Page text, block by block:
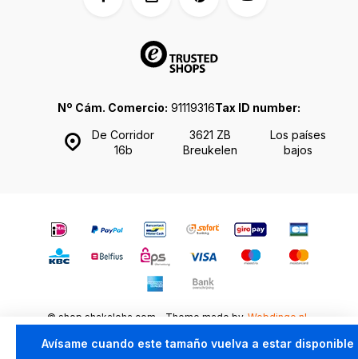
Avísame cuando este tamaño vuelva a estar disponible
De Corridor
16b
3621 ZB
Breukelen
Los países
bajos
Nº Cám. Comercio: 91119316Tax ID number:
© shop.shakaloha.com - Theme made by Webdinge.nl